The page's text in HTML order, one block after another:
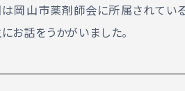
岡山市薬剤師会に所属されてい
お話をうかがいました。